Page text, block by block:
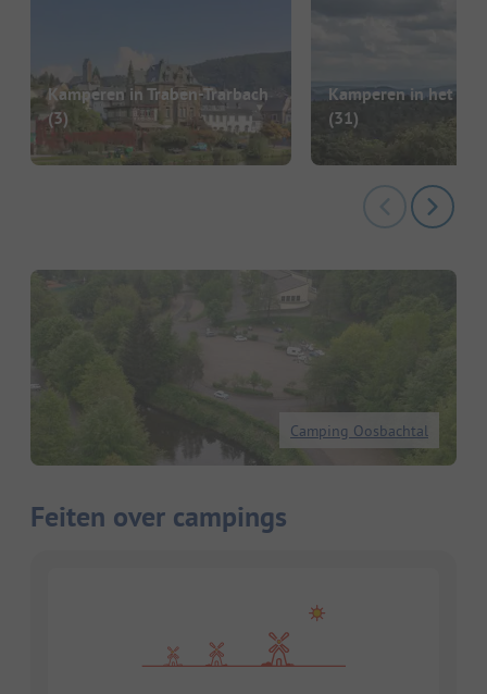
Kamperen in Traben-Trarbach
(3)
Kamperen in het
(31)
Camping Oosbachtal
Feiten over campings